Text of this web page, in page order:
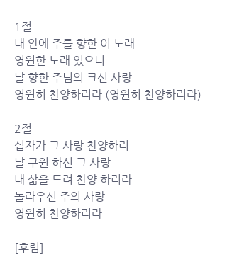
1절
내 안에 주를 향한 이 노래
영원한 노래 있으니
날 향한 주님의 크신 사랑
영원히 찬양하리라 (영원히 찬양하리라)
2절
십자가 그 사랑 찬양하리
날 구원 하신 그 사랑
내 삶을 드려 찬양 하리라
놀라우신 주의 사랑
영원히 찬양하리라
[후렴]